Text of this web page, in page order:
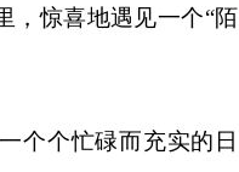
，惊喜地遇见一个“陌
个个忙碌而充实的日